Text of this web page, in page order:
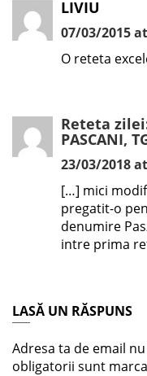
LIVIU
07/03/2015
O reteta
Reteta
PASCANI,
23/03/2018
[…] mici
pregatit-o
denumire
intre prima
LASĂ UN RĂSPUNS
Adresa ta de email
obligatorii sunt